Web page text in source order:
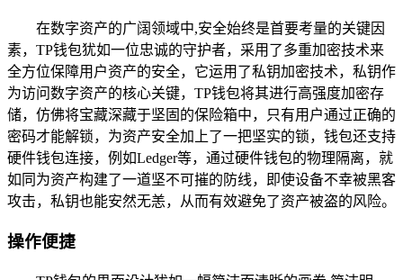
在数字资产的广阔领域中,安全始终是首要考量的关键因
素，TP钱包犹如一位忠诚的守护者，采用了多重加密技术来
全方位保障用户资产的安全，它运用了私钥加密技术，私钥作
为访问数字资产的核心关键，TP钱包将其进行高强度加密存
储，仿佛将宝藏深藏于坚固的保险箱中，只有用户通过正确的
密码才能解锁，为资产安全加上了一把坚实的锁，钱包还支持
硬件钱包连接，例如Ledger等，通过硬件钱包的物理隔离，就
如同为资产构建了一道坚不可摧的防线，即使设备不幸被黑客
攻击，私钥也能安然无恙，从而有效避免了资产被盗的风险。
操作便捷